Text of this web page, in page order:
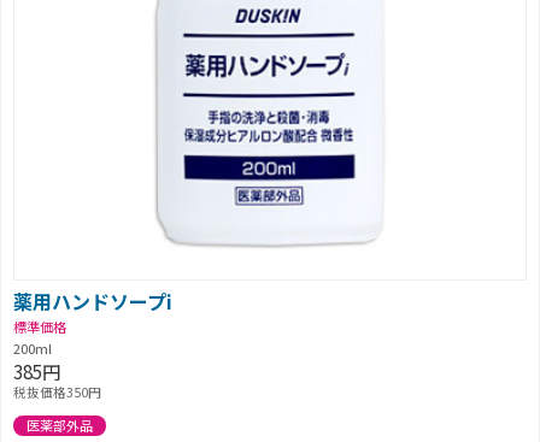
薬用ハンドソープi
標準価格
200ml
385円
税抜価格350円
医薬部外品